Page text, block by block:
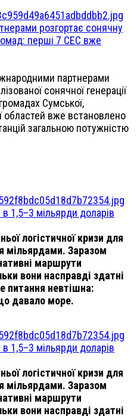
розгортає сонячну
перші 7 СЕС вже
партнерами
сонячної генерації
Сумської,
областей вже встановлено
загальною потужністю
1,5–3 мільярди доларів
логістичної кризи для
мільярдами. Заразом
маршрути
вони насправді здатні
питання невтішна:
давало море.
1,5–3 мільярди доларів
логістичної кризи для
мільярдами. Заразом
маршрути
вони насправді здатні